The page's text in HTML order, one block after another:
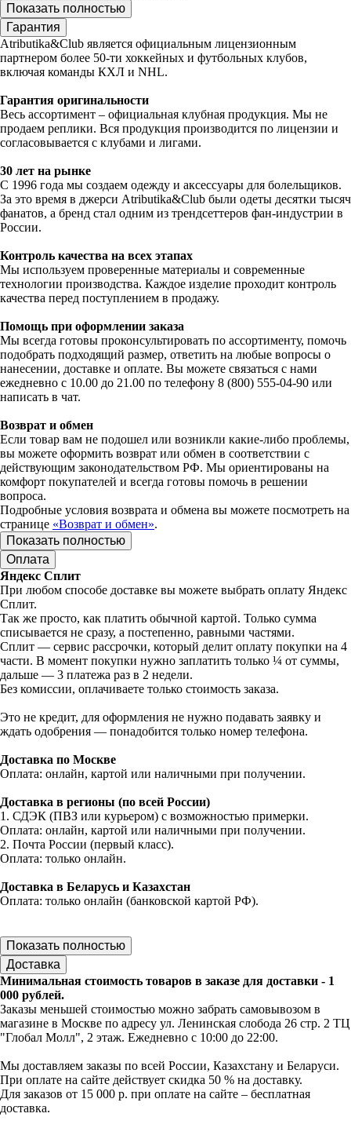
Показать полностью
Гарантия
Atributika&Club является официальным лицензионным
партнером более 50-ти хоккейных и футбольных клубов,
включая команды КХЛ и NHL.
Гарантия оригинальности
Весь ассортимент – официальная клубная продукция. Мы не
продаем реплики. Вся продукция производится по лицензии и
согласовывается с клубами и лигами.
30 лет на рынке
С 1996 года мы создаем одежду и аксессуары для болельщиков.
За это время в джерси Atributika&Club были одеты десятки тысяч
фанатов, а бренд стал одним из трендсеттеров фан-индустрии в
России.
Контроль качества на всех этапах
Мы используем проверенные материалы и современные
технологии производства. Каждое изделие проходит контроль
качества перед поступлением в продажу.
Помощь при оформлении заказа
Мы всегда готовы проконсультировать по ассортименту, помочь
подобрать подходящий размер, ответить на любые вопросы о
нанесении, доставке и оплате. Вы можете связаться с нами
ежедневно с 10.00 до 21.00 по телефону 8 (800) 555-04-90 или
написать в чат.
Возврат и обмен
Если товар вам не подошел или возникли какие-либо проблемы,
вы можете оформить возврат или обмен в соответствии с
действующим законодательством РФ. Мы ориентированы на
комфорт покупателей и всегда готовы помочь в решении
вопроса.
Подробные условия возврата и обмена вы можете посмотреть на
странице «Возврат и обмен».
Показать полностью
Оплата
Яндекс Сплит
При любом способе доставке вы можете выбрать оплату Яндекс
Сплит.
Так же просто, как платить обычной картой. Только сумма
списывается не сразу, а постепенно, равными частями.
Сплит — сервис рассрочки, который делит оплату покупки на 4
части. В момент покупки нужно заплатить только ¼ от суммы,
дальше — 3 платежа раз в 2 недели.
Без комиссии, оплачиваете только стоимость заказа.
Это не кредит, для оформления не нужно подавать заявку и
ждать одобрения — понадобится только номер телефона.
Доставка по Москве
Оплата: онлайн, картой или наличными при получении.
Доставка в регионы (по всей России)
1. СДЭК (ПВЗ или курьером) с возможностью примерки.
Оплата: онлайн, картой или наличными при получении.
2. Почта России (первый класс).
Оплата: только онлайн.
Доставка в Беларусь и Казахстан
Оплата: только онлайн (банковской картой РФ).
Показать полностью
Доставка
Минимальная стоимость товаров в заказе для доставки - 1
000 рублей.
Заказы меньшей стоимостью можно забрать самовывозом в
магазине в Москве по адресу ул. Ленинская слобода 26 стр. 2 ТЦ
"Глобал Молл", 2 этаж. Ежедневно с 10:00 до 22:00.
Мы доставляем заказы по всей России, Казахстану и Беларуси.
При оплате на сайте действует скидка 50 % на доставку.
Для заказов от 15 000 р. при оплате на сайте – бесплатная
доставка.